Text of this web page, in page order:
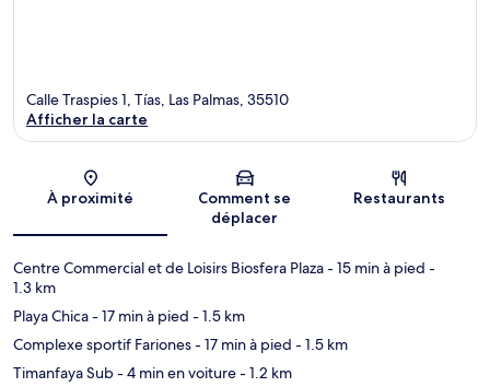
Carte
Calle Traspies 1, Tías, Las Palmas, 35510
Afficher la carte
À proximité
Comment se
déplacer
Restaurants
Centre Commercial et de Loisirs Biosfera Plaza- 15 min à pied -
1.3 km
Playa Chica- 17 min à pied - 1.5 km
Complexe sportif Fariones- 17 min à pied - 1.5 km
Timanfaya Sub- 4 min en voiture- 1.2 km